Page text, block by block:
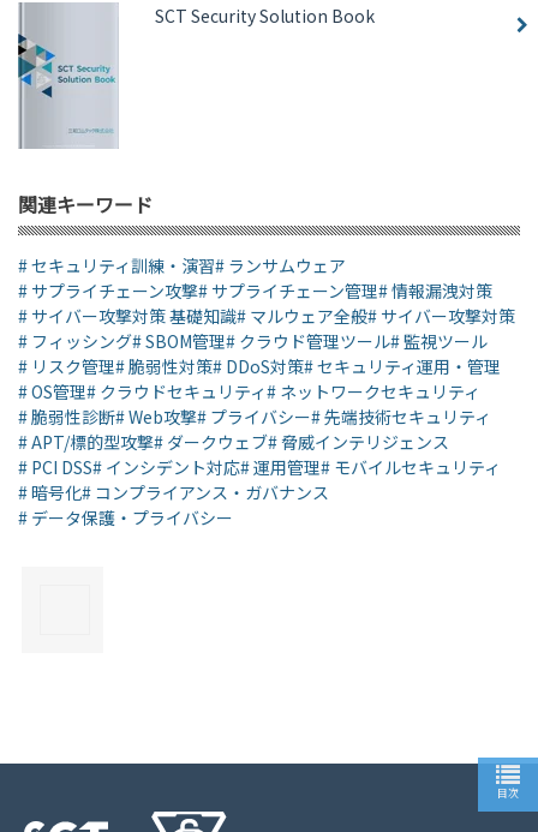
SCT Security Solution Book
関連キーワード
# セキュリティ訓練・演習# ランサムウェア
# サプライチェーン攻撃# サプライチェーン管理# 情報漏洩対策
# サイバー攻撃対策 基礎知識# マルウェア全般# サイバー攻撃対策
# フィッシング# SBOM管理# クラウド管理ツール# 監視ツール
# リスク管理# 脆弱性対策# DDoS対策# セキュリティ運用・管理
# OS管理# クラウドセキュリティ# ネットワークセキュリティ
# 脆弱性診断# Web攻撃# プライバシー# 先端技術セキュリティ
# APT/標的型攻撃# ダークウェブ# 脅威インテリジェンス
# PCI DSS# インシデント対応# 運用管理# モバイルセキュリティ
# 暗号化# コンプライアンス・ガバナンス
# データ保護・プライバシー
目次